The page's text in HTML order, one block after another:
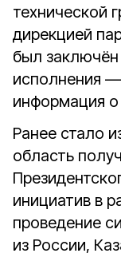
технической
дирекцией
был заключён
исполнения —
информация
Ранее стало
область
инициатив в
проведение
из России,